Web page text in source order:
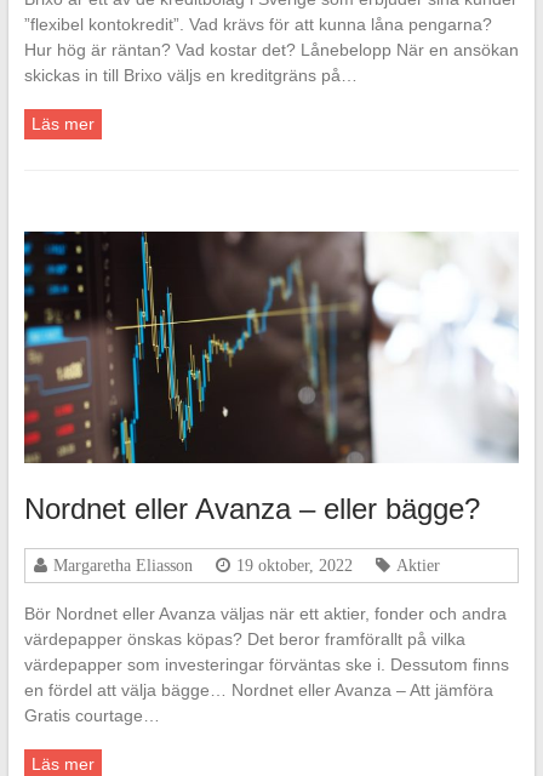
”flexibel kontokredit”. Vad krävs för att kunna låna pengarna?
Hur hög är räntan? Vad kostar det? Lånebelopp När en ansökan
skickas in till Brixo väljs en kreditgräns på…
Läs mer
Nordnet eller Avanza – eller bägge?
Margaretha Eliasson 19 oktober, 2022 Aktier
Bör Nordnet eller Avanza väljas när ett aktier, fonder och andra
värdepapper önskas köpas? Det beror framförallt på vilka
värdepapper som investeringar förväntas ske i. Dessutom finns
en fördel att välja bägge… Nordnet eller Avanza – Att jämföra
Gratis courtage…
Läs mer